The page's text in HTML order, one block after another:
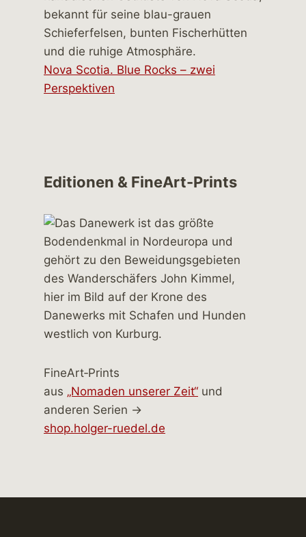
Nova Scotia. Blue Rocks – zwei
Perspektiven
Editionen & FineArt-Prints
FineArt‑Prints
aus „Nomaden unserer Zeit“ und
anderen Serien →
shop.holger-ruedel.de